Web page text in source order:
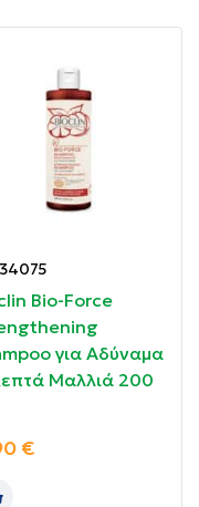
άφθονο νερό.
Bio-Force
για Αδύναμα
Μαλλιά 200
€